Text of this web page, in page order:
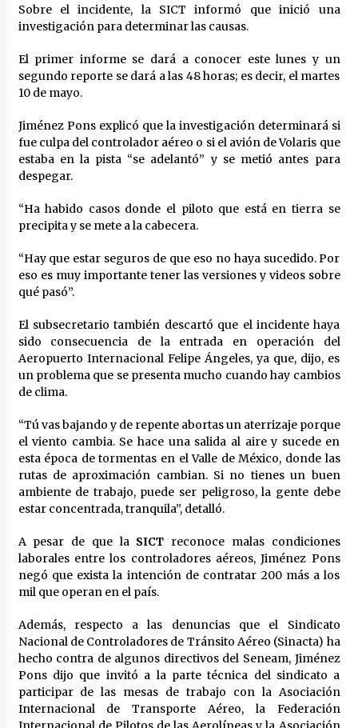
Sobre el incidente, la SICT informó que inició una
investigación para determinar las causas.
El primer informe se dará a conocer este lunes y un
segundo reporte se dará a las 48 horas; es decir, el martes
10 de mayo.
Jiménez Pons explicó que la investigación determinará si
fue culpa del controlador aéreo o si el avión de Volaris que
estaba en la pista “se adelantó” y se metió antes para
despegar.
“Ha habido casos donde el piloto que está en tierra se
precipita y se mete a la cabecera.
“Hay que estar seguros de que eso no haya sucedido. Por
eso es muy importante tener las versiones y videos sobre
qué pasó”.
El subsecretario también descartó que el incidente haya
sido consecuencia de la entrada en operación del
Aeropuerto Internacional Felipe Ángeles, ya que, dijo, es
un problema que se presenta mucho cuando hay cambios
de clima.
“Tú vas bajando y de repente abortas un aterrizaje porque
el viento cambia. Se hace una salida al aire y sucede en
esta época de tormentas en el Valle de México, donde las
rutas de aproximación cambian. Si no tienes un buen
ambiente de trabajo, puede ser peligroso, la gente debe
estar concentrada, tranquila”, detalló.
A pesar de que laSICT reconoce malas condiciones
laborales entre los controladores aéreos, Jiménez Pons
negó que exista la intención de contratar 200 más a los
mil que operan en el país.
Además, respecto a las denuncias que el Sindicato
Nacional de Controladores de Tránsito Aéreo (Sinacta) ha
hecho contra de algunos directivos del Seneam, Jiménez
Pons dijo que invitó a la parte técnica del sindicato a
participar de las mesas de trabajo con la Asociación
Internacional de Transporte Aéreo, la Federación